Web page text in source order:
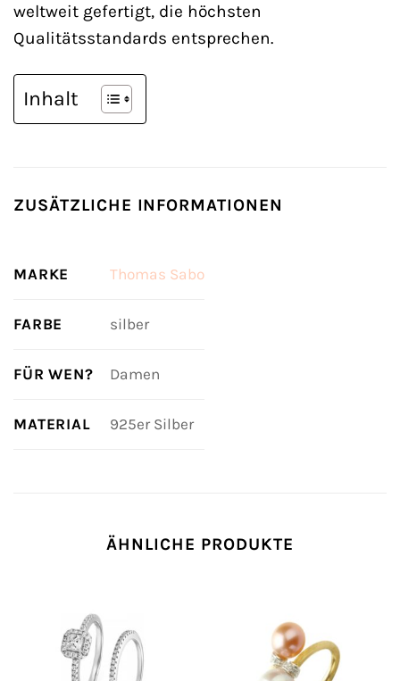
weltweit gefertigt, die höchsten
Qualitätsstandards entsprechen.
Inhalt
ZUSÄTZLICHE INFORMATIONEN
MARKE Thomas Sabo
FARBE silber
FÜR WEN? Damen
MATERIAL 925er Silber
ÄHNLICHE PRODUKTE